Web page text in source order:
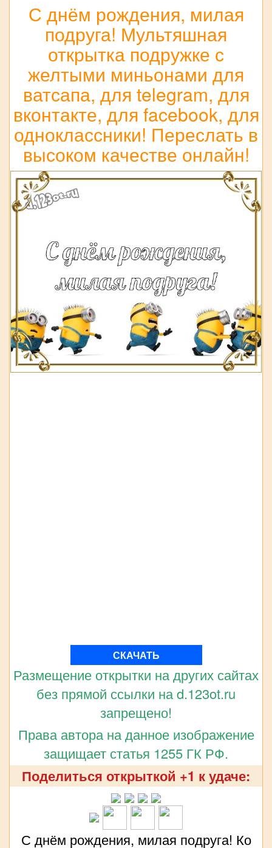
С днём рождения, милая
подруга! Мультяшная
открытка подружке с
желтыми миньонами для
ватсапа, для telegram, для
вконтакте, для facebook, для
одноклассники! Переслать в
высоком качестве онлайн!
СКАЧАТЬ
Размещение открытки на других сайтах
без прямой ссылки на d.123ot.ru
запрещено!
Права автора на данное изображение
защищает статья 1255 ГК РФ.
Поделиться открыткой +1 к удаче:
С днём рождения, милая подруга! Ко